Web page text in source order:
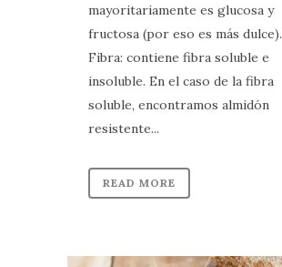
mayoritariamente es glucosa y
fructosa (por eso es más dulce).
Fibra: contiene fibra soluble e
insoluble. En el caso de la fibra
soluble, encontramos almidón
resistente...
READ MORE